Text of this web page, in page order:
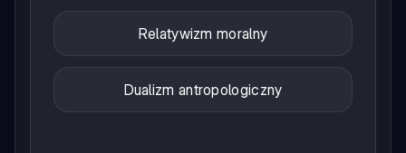
Relatywizm moralny
Dualizm antropologiczny